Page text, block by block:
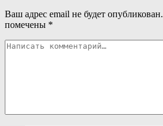
Ваш адрес email не будет опубликован.
помечены *